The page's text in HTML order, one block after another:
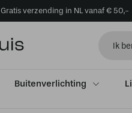
Gratis verzending in NL vanaf € 50,-
Buitenverlichting